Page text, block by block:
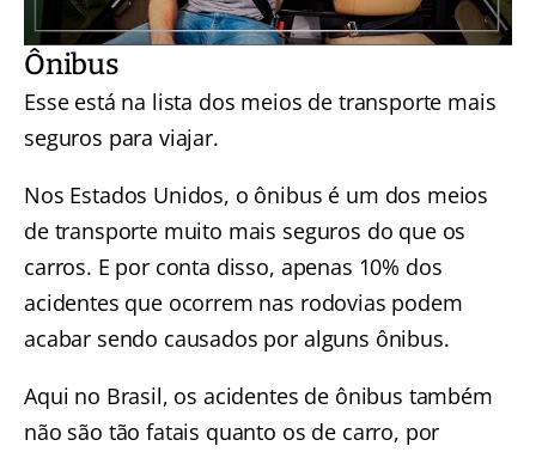
Ônibus
Esse está na lista dos meios de transporte mais
seguros para viajar.
Nos Estados Unidos, o ônibus é um dos meios
de transporte muito mais seguros do que os
carros. E por conta disso, apenas 10% dos
acidentes que ocorrem nas rodovias podem
acabar sendo causados por alguns ônibus.
Aqui no Brasil, os acidentes de ônibus também
não são tão fatais quanto os de carro, por